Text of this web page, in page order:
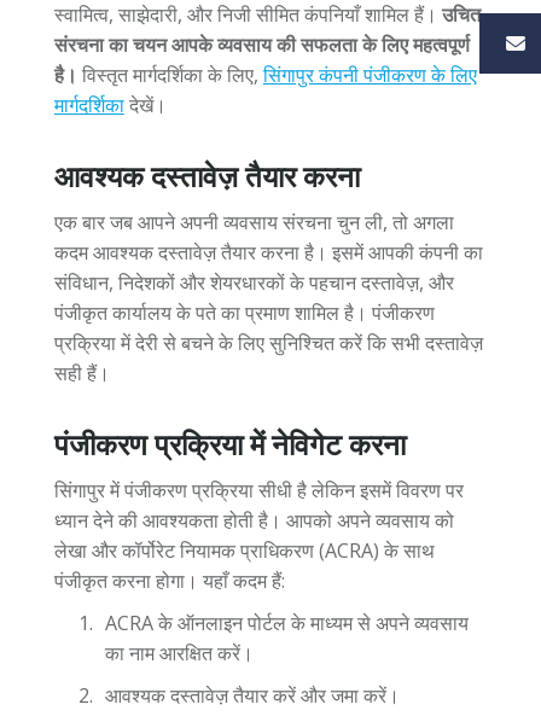
स्वामित्व, साझेदारी, और निजी सीमित कंपनियाँ शामिल हैं।उचित
संरचना का चयन आपके व्यवसाय की सफलता के लिए महत्वपूर्ण
है। विस्तृत मार्गदर्शिका के लिए,सिंगापुर कंपनी पंजीकरण के लिए
मार्गदर्शिकादेखें।
आवश्यक दस्तावेज़ तैयार करना
एक बार जब आपने अपनी व्यवसाय संरचना चुन ली, तो अगला
कदम आवश्यक दस्तावेज़ तैयार करना है। इसमें आपकी कंपनी का
संविधान, निदेशकों और शेयरधारकों के पहचान दस्तावेज़, और
पंजीकृत कार्यालय के पते का प्रमाण शामिल है। पंजीकरण
प्रक्रिया में देरी से बचने के लिए सुनिश्चित करें कि सभी दस्तावेज़
सही हैं।
पंजीकरण प्रक्रिया में नेविगेट करना
सिंगापुर में पंजीकरण प्रक्रिया सीधी है लेकिन इसमें विवरण पर
ध्यान देने की आवश्यकता होती है। आपको अपने व्यवसाय को
लेखा और कॉर्पोरेट नियामक प्राधिकरण (ACRA) के साथ
पंजीकृत करना होगा। यहाँ कदम हैं:
ACRA के ऑनलाइन पोर्टल के माध्यम से अपने व्यवसाय
का नाम आरक्षित करें।
आवश्यक दस्तावेज़ तैयार करें और जमा करें।